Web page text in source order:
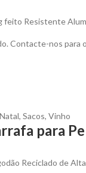
feito Resistente
Contacte-nos
Natal, Sacos, Vinho
para
Reciclado de